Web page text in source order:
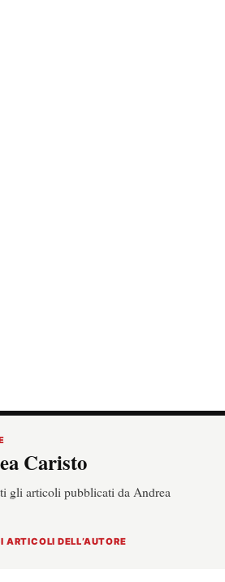
Caristo
gli articoli pubblicati da Andrea
ARTICOLI DELL’AUTORE